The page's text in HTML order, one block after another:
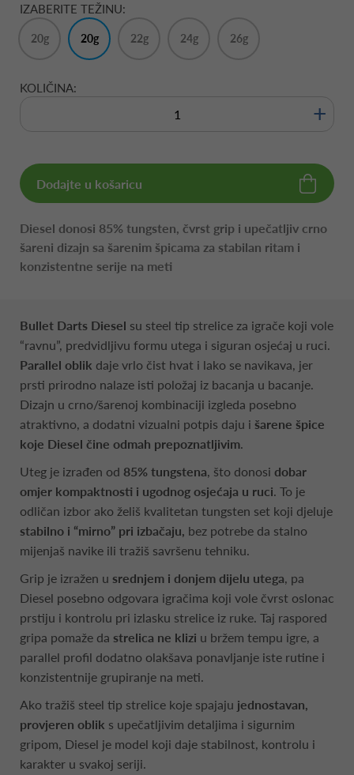
IZABERITE TEŽINU:
20g 20g 22g 24g 26g
KOLIČINA:
+
Dodajte u košaricu
Diesel donosi 85% tungsten, čvrst grip i upečatljiv crno
šareni dizajn sa šarenim špicama za stabilan ritam i
konzistentne serije na meti
Bullet Darts Diesel su steel tip strelice za igrače koji vole
“ravnu”, predvidljivu formu utega i siguran osjećaj u ruci.
Parallel oblik daje vrlo čist hvat i lako se navikava, jer
prsti prirodno nalaze isti položaj iz bacanja u bacanje.
Dizajn u crno/šarenoj kombinaciji izgleda posebno
atraktivno, a dodatni vizualni potpis daju i šarene špice
koje Diesel čine odmah prepoznatljivim.
Uteg je izrađen od 85% tungstena, što donosi dobar
omjer kompaktnosti i ugodnog osjećaja u ruci. To je
odličan izbor ako želiš kvalitetan tungsten set koji djeluje
stabilno i “mirno” pri izbačaju, bez potrebe da stalno
mijenjaš navike ili tražiš savršenu tehniku.
Grip je izražen u srednjem i donjem dijelu utega, pa
Diesel posebno odgovara igračima koji vole čvrst oslonac
prstiju i kontrolu pri izlasku strelice iz ruke. Taj raspored
gripa pomaže da strelica ne klizi u bržem tempu igre, a
parallel profil dodatno olakšava ponavljanje iste rutine i
konzistentnije grupiranje na meti.
Ako tražiš steel tip strelice koje spajaju jednostavan,
provjeren oblik s upečatljivim detaljima i sigurnim
gripom, Diesel je model koji daje stabilnost, kontrolu i
karakter u svakoj seriji.